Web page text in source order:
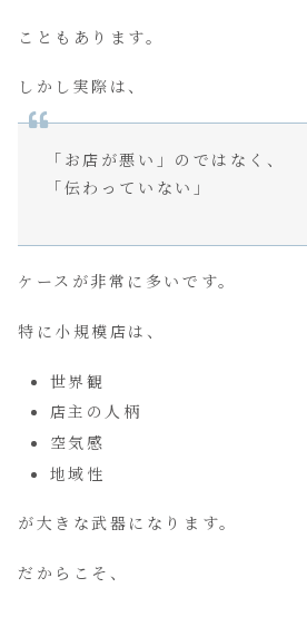
こともあります。
しかし実際は、
「お店が悪い」のではなく、
「伝わっていない」
ケースが非常に多いです。
特に小規模店は、
世界観
店主の人柄
空気感
地域性
が大きな武器になります。
だからこそ、